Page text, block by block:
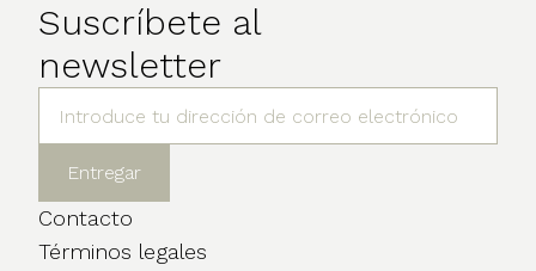
Suscríbete al
newsletter
Contacto
Términos legales